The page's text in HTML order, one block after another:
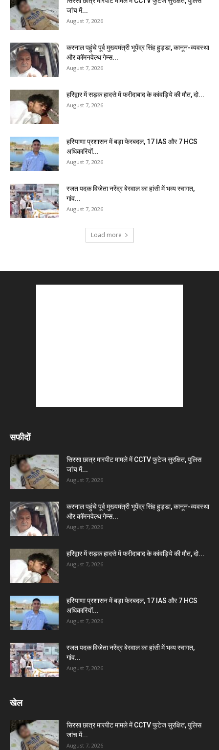
जांच में...
August 7, 2026
करनाल पहुंचे पूर्व मुख्यमंत्री भूपेंद्र सिंह हुड्डा, कानून-व्यवस्था
और कॉमनवेल्थ गेम्स...
August 7, 2026
हरिद्वार में सड़क हादसे में फरीदाबाद के कांवड़िये की मौत, दो...
August 7, 2026
हरियाणा प्रशासन में बड़ा फेरबदल, 17 IAS और 7 HCS
अधिकारियों...
August 7, 2026
रजत पदक विजेता नरेंद्र बेरवाल का हांसी में भव्य स्वागत,
गांव...
August 7, 2026
Load more
सफीदों
सिरसा छात्र मारपीट मामले में CCTV फुटेज सुरक्षित, पुलिस
जांच में...
August 7, 2026
करनाल पहुंचे पूर्व मुख्यमंत्री भूपेंद्र सिंह हुड्डा, कानून-व्यवस्था
और कॉमनवेल्थ गेम्स...
August 7, 2026
हरिद्वार में सड़क हादसे में फरीदाबाद के कांवड़िये की मौत, दो...
August 7, 2026
हरियाणा प्रशासन में बड़ा फेरबदल, 17 IAS और 7 HCS
अधिकारियों...
August 7, 2026
रजत पदक विजेता नरेंद्र बेरवाल का हांसी में भव्य स्वागत,
गांव...
August 7, 2026
खेल
सिरसा छात्र मारपीट मामले में CCTV फुटेज सुरक्षित, पुलिस
जांच में...
August 7, 2026